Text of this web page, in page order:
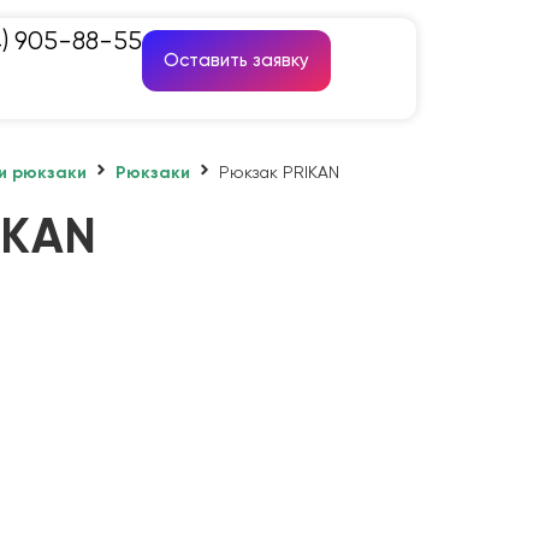
905-88-55
Оставить заявку
рюкзаки Рюкзаки Рюкзак PRIKAN